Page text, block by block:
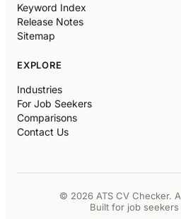
Keyword Index
Release Notes
Sitemap
EXPLORE
Industries
For Job Seekers
Comparisons
Contact Us
© 2026 ATS CV Checker.
Built for job